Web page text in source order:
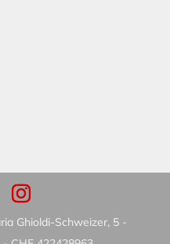
Ghioldi-Schweizer, 5 -